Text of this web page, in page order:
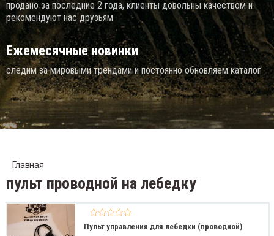
продано за последние 2 года, клиенты довольны качеством и
рекомендуют нас друзьям
Ежемесячные новинки
следим за мировыми трендами и постоянно обновляем каталог
Главная
пульт проводной на лебедку
Пульт управления для лебедки (проводной)